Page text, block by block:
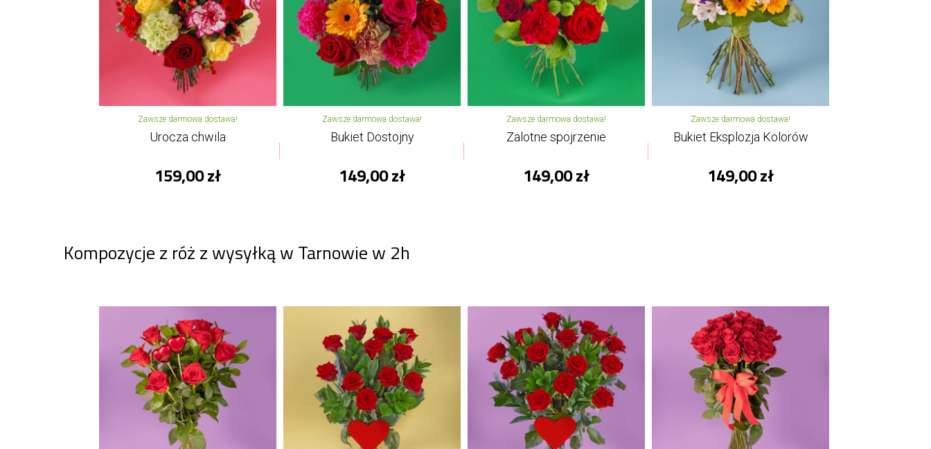
Zawsze darmowa dostawa!
Urocza chwila
159,00 zł
Zawsze darmowa dostawa!
Bukiet Dostojny
149,00 zł
Zawsze darmowa dostawa!
Zalotne spojrzenie
149,00 zł
Zawsze darmowa dostawa!
Bukiet Eksplozja Kolorów
149,00 zł
Kompozycje z róż z wysyłką w Tarnowie w 2h